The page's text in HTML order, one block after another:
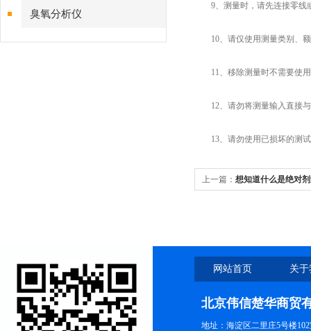
臭氧分析仪
9、测量时，请先连接零线
10、请仅使用测量类别、额
11、移除测量时不需要使用
12、请勿将测量输入直接与
13、请勿使用已损坏的测试
上一篇： 想知道什么是绝对
网站首页 关
北京伟信楚华商贸
地址：海淀区二里庄5号楼